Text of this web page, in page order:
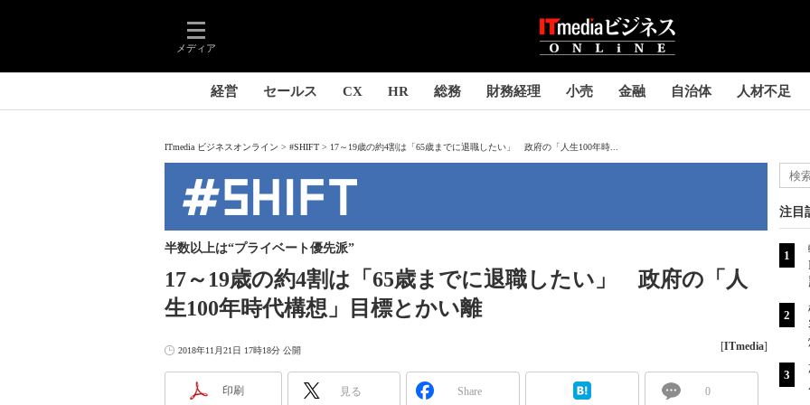
メディア
経営 セールス CX HR 総務 財務経理 小売 金融 自治体 人材不足
ITmedia ビジネスオンライン #SHIFT 17～19歳の約4割は「65歳までに退職したい」 政府の「人生100年時...
17～19歳の約4割は「65歳までに退職したい」 政府の「人
生100年時代構想」目標とかい離
半数以上は“プライベート優先派”
2018年11月21日 17時18分 公開 [ITmedia]
印刷 見る Share 0
注目